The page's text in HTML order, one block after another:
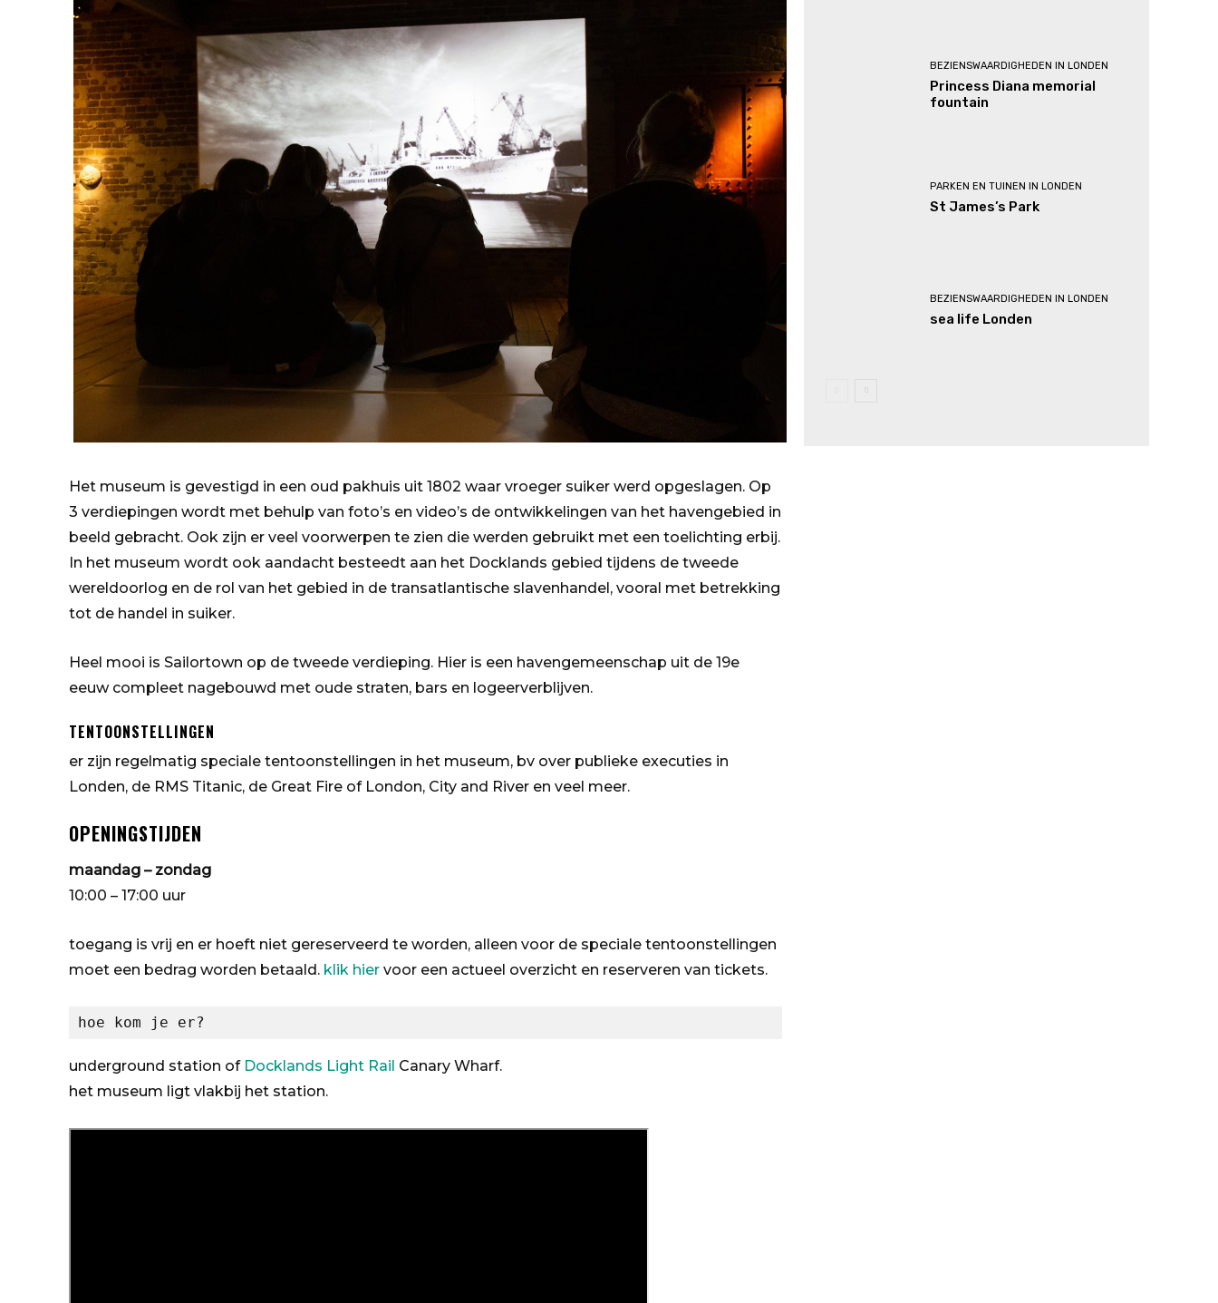
Het museum is gevestigd in een oud pakhuis uit 1802 waar vroeger suiker werd opgeslagen. Op
3 verdiepingen wordt met behulp van foto’s en video’s de ontwikkelingen van het havengebied in
beeld gebracht. Ook zijn er veel voorwerpen te zien die werden gebruikt met een toelichting erbij.
In het museum wordt ook aandacht besteedt aan het Docklands gebied tijdens de tweede
wereldoorlog en de rol van het gebied in de transatlantische slavenhandel, vooral met betrekking
tot de handel in suiker.
Heel mooi is Sailortown op de tweede verdieping. Hier is een havengemeenschap uit de 19e
eeuw compleet nagebouwd met oude straten, bars en logeerverblijven.
TENTOONSTELLINGEN
er zijn regelmatig speciale tentoonstellingen in het museum, bv over publieke executies in
Londen, de RMS Titanic, de Great Fire of London, City and River en veel meer.
OPENINGSTIJDEN
maandag – zondag
10:00 – 17:00 uur
toegang is vrij en er hoeft niet gereserveerd te worden, alleen voor de speciale tentoonstellingen
moet een bedrag worden betaald. klik hier voor een actueel overzicht en reserveren van tickets.
hoe kom je er?
underground station of Docklands Light Rail Canary Wharf.
het museum ligt vlakbij het station.
BEZIENSWAARDIGHEDEN IN LONDEN
Princess Diana memorial
fountain
PARKEN EN TUINEN IN LONDEN
St James’s Park
BEZIENSWAARDIGHEDEN IN LONDEN
sea life Londen